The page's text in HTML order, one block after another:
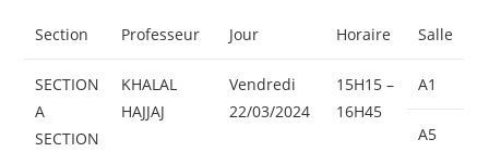
Section Professeur Jour Horaire Salle
SECTION
A
SECTION
KHALAL
HAJJAJ
Vendredi
22/03/2024
15H15 –
16H45
A1
A5